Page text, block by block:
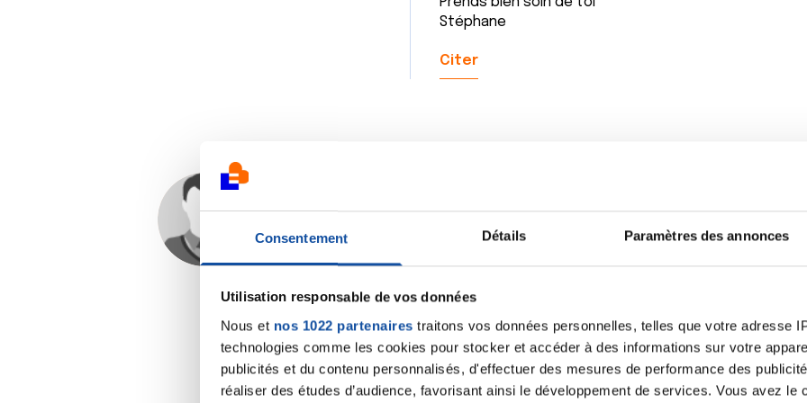
Consentement Détails Paramètres des annonces
Utilisation responsable de vos données
Nous et nos 1022 partenaires traitons vos données personnelles, telles que votre adresse
technologies comme les cookies pour stocker et accéder à des informations sur votre
publicités et du contenu personnalisés, d'effectuer des mesures de performance des
réaliser des études d’audience, favorisant ainsi le développement de services. Vous avez le
Stéphane
Citer
Coco32
04/11/2022 - 22:04
Oui ça fait un bail ! J avoue tenter de reprendre ma
arrivais pas trop mal mais au moindre bobo, j ai le
onco ds 10 jours et forcément, la réalité me
nature, dieu, mon doc.... Peu importe qui mais je
Je ne post plus (enfin sauf là), mais je viens lire
en temps !
Au plaisir de te lire encore et toujours
Citer